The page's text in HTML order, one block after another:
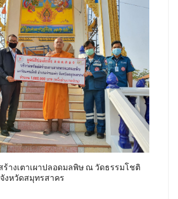
ร้างเตาเผาปลอดมลพิษ ณ วัดธรรมโชติ
งหวัดสมุทรสาคร